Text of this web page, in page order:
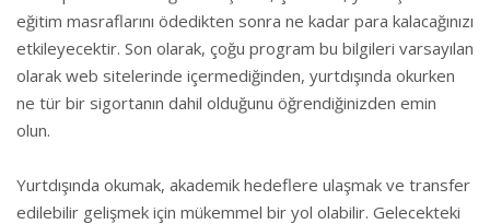
eğitim masraflarını ödedikten sonra ne kadar para kalacağınızı
etkileyecektir. Son olarak, çoğu program bu bilgileri varsayılan
olarak web sitelerinde içermediğinden, yurtdışında okurken
ne tür bir sigortanın dahil olduğunu öğrendiğinizden emin
olun.
Yurtdışında okumak, akademik hedeflere ulaşmak ve transfer
edilebilir gelişmek için mükemmel bir yol olabilir. Gelecekteki